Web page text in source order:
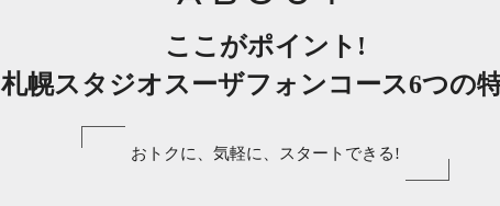
ここがポイント!
札幌スタジオスーザフォンコース6つの
おトクに、気軽に、スタートできる!